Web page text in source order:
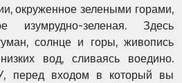
окруженное зелеными горами,
зеленая. Здесь
солнце и горы, живопись
вод, сливаясь воедино.
перед входом в который вы